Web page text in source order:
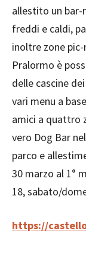
allestito un
freddi e caldi,
inoltre zone
Pralormo è
delle cascine
vari menu a
amici a quattro
vero Dog Bar
parco e
30 marzo al 1°
18, sabato/
https://